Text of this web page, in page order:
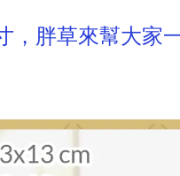
，胖草來幫大家